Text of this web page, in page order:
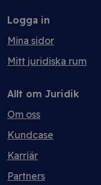
Logga in
Mina sidor
Mitt juridiska rum
Allt om Juridik
Om oss
Kundcase
Karriär
Partners